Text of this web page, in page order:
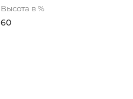
Высота в %
60